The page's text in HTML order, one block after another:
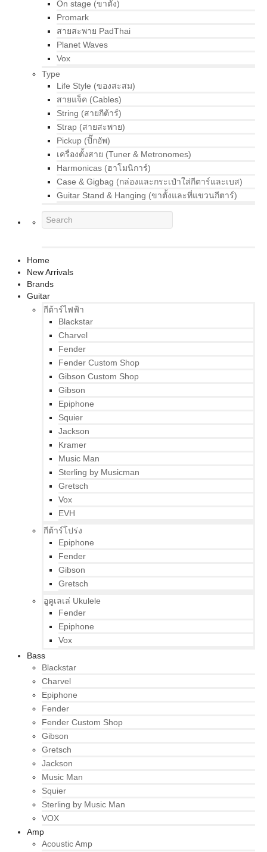
On stage (ขาตั้ง)
Promark
สายสะพาย PadThai
Planet Waves
Vox
Type
Life Style (ของสะสม)
สายแจ็ค (Cables)
String (สายกีต้าร์)
Strap (สายสะพาย)
Pickup (ปิ๊กอัพ)
เครื่องตั้งสาย (Tuner & Metronomes)
Harmonicas (ฮาโมนิการ์)
Case & Gigbag (กล่องและกระเป๋าใส่กีตาร์และเบส)
Guitar Stand & Hanging (ขาตั้งและที่แขวนกีตาร์)
Home
New Arrivals
Brands
Guitar
กีต้าร์ไฟฟ้า
Blackstar
Charvel
Fender
Fender Custom Shop
Gibson Custom Shop
Gibson
Epiphone
Squier
Jackson
Kramer
Music Man
Sterling by Musicman
Gretsch
Vox
EVH
กีต้าร์โปร่ง
Epiphone
Fender
Gibson
Gretsch
อูคูเลเล่ Ukulele
Fender
Epiphone
Vox
Bass
Blackstar
Charvel
Epiphone
Fender
Fender Custom Shop
Gibson
Gretsch
Jackson
Music Man
Squier
Sterling by Music Man
VOX
Amp
Acoustic Amp